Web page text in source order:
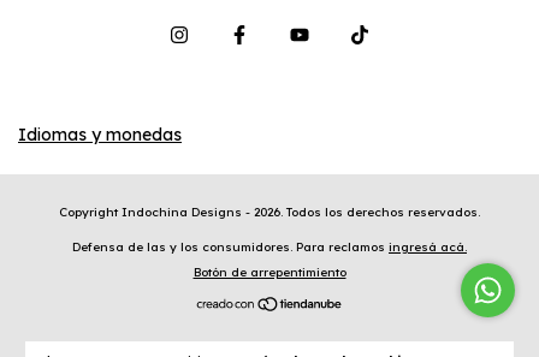
Idiomas y monedas
Copyright Indochina Designs - 2026. Todos los derechos reservados.
Defensa de las y los consumidores. Para reclamos ingresá acá.
Botón de arrepentimiento